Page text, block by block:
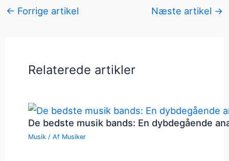
← Forrige artikel Næste artikel →
Relaterede artikler
De bedste musik bands: En dybdegående
Musik / Af Musiker